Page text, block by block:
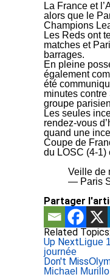
La France et
alors que le
Champions
Les Reds ont
matches et
barrages.
En pleine
également
été
minutes
groupe
Les seules
rendez-vous
quand une
Coupe de
du LOSC (4-1)
Veille de
— Paris
Partager
Related Topics:
Up Next Ligue
journée
Don't Miss
Michael Murillo